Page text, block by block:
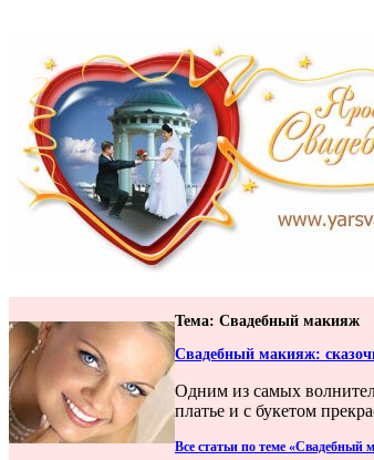
Тема: Свадебный макияж
Свадебный макияж:
Одним из самых
платье и с букетом
Все статьи по теме «Свадебный